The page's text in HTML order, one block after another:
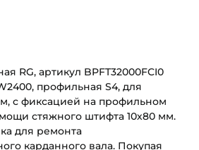
RG, артикул BPFT32000FCI0
профильная S4, для
с фиксацией на профильном
стяжного штифта 10х80 мм.
для ремонта
карданного вала. Покупая